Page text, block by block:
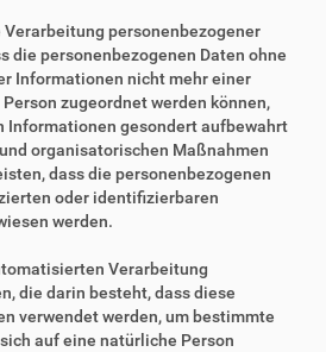
Verarbeitung personenbezogener
die personenbezogenen Daten ohne
Informationen nicht mehr einer
zugeordnet werden können,
Informationen gesondert aufbewahrt
organisatorischen Maßnahmen
dass die personenbezogenen
oder identifizierbaren
werden.
Verarbeitung
die darin besteht, dass diese
verwendet werden, um bestimmte
auf eine natürliche Person